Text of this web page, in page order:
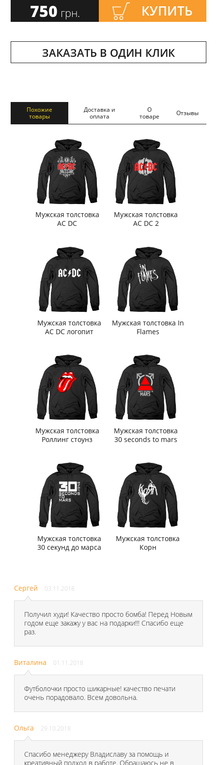
750 грн. КУПИТЬ
ЗАКАЗАТЬ В ОДИН КЛИК
Похожие
товары
Доставка и
оплата
О
товаре
Отзывы
Мужская толстовка
AC DC
Мужская толстовка
AC DC 2
Мужская толстовка
AC DC логопит
Мужская толстовка In
Flames
Мужская толстовка
Роллинг стоунз
Мужская толстовка
30 seconds to mars
Мужская толстовка
30 секунд до марса
Мужская толстовка
Корн
Сергей 03.11.2018
Получил худи! Качество просто бомба! Перед Новым
годом еще закажу у вас на подарки!!! Спасибо еще
раз.
Виталина 01.11.2018
Футболочки просто шикарные! качество печати
очень порадовало. Всем довольна.
Ольга 29.10.2018
Спасибо менеджеру Владиславу за помощь и
креативный подход в работе. Обращаюсь не в